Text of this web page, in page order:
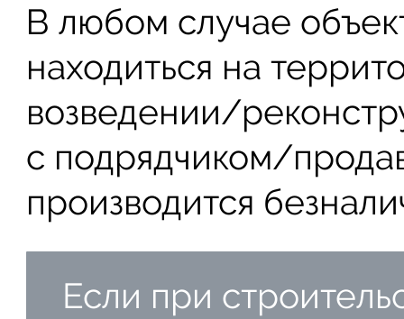
В любом случае
находиться на
возведении/
с подрядчиком/
производится
Если при